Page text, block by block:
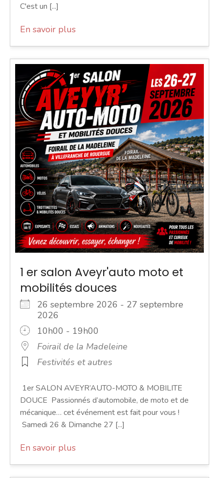
C'est un [...]
En savoir plus
1 er salon Aveyr'auto moto et
mobilités douces
26 septembre 2026 - 27 septembre
2026
10h00 - 19h00
Foirail de la Madeleine
Festivités et autres
1er SALON AVEYR’AUTO-MOTO & MOBILITE
DOUCE Passionnés d’automobile, de moto et de
mécanique… cet événement est fait pour vous !
Samedi 26 & Dimanche 27 [...]
En savoir plus